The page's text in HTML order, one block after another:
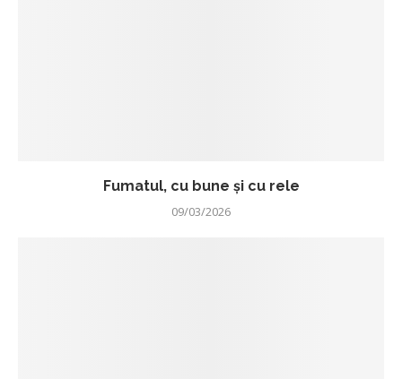
Fumatul, cu bune și cu rele
09/03/2026